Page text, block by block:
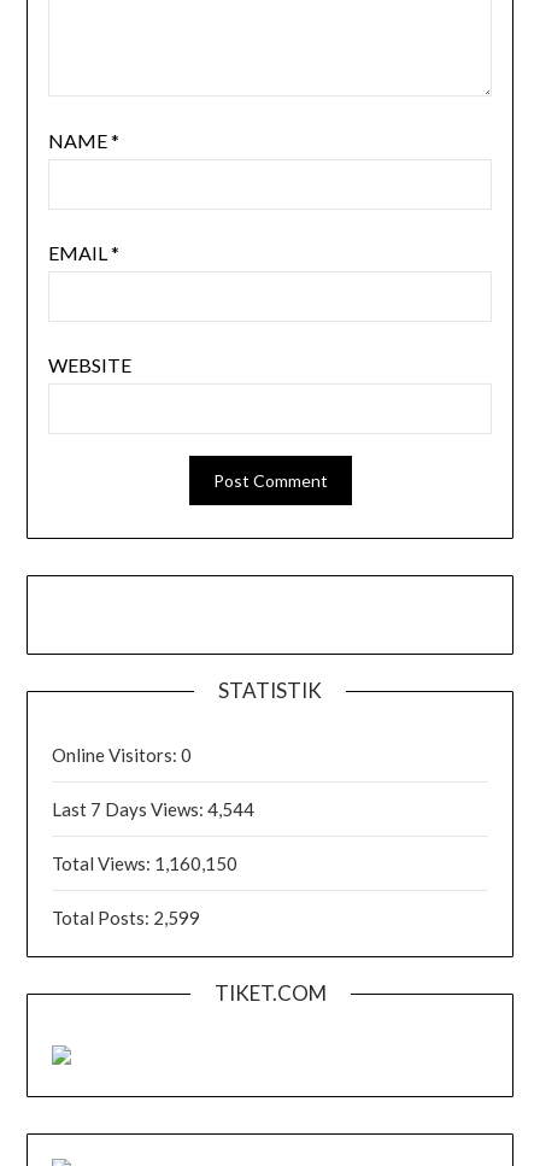
NAME*
EMAIL*
WEBSITE
STATISTIK
Online Visitors:0
Last 7 Days Views:4,544
Total Views: 1,160,150
Total Posts: 2,599
TIKET.COM